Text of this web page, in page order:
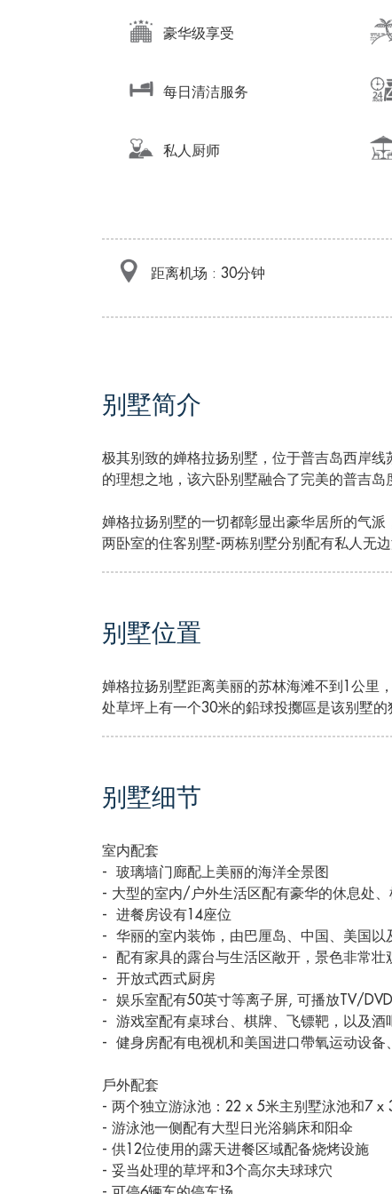
豪华级享受
每日清洁服务
私人厨师
距离机场 : 30分钟
别墅简介
极其别致的婵格拉扬别墅，位于普吉岛西岸
的理想之地，该六卧别墅融合了完美的普吉岛
婵格拉扬别墅的一切都彰显出豪华居所的气
两卧室的住客别墅-两栋别墅分别配有私人无边
别墅位置
婵格拉扬别墅距离美丽的苏林海滩不到1公里
处草坪上有一个30米的鉛球投擲區是该别墅
别墅细节
室内配套
- 玻璃墙门廊配上美丽的海洋全景图
- 大型的室内/户外生活区配有豪华的休息处
- 进餐房设有14座位
- 华丽的室内装饰，由巴厘岛、中国、美国以
- 配有家具的露台与生活区敞开，景色非常壮
- 开放式西式厨房
- 娱乐室配有50英寸等离子屏, 可播放TV/DVD
- 游戏室配有桌球台、棋牌、飞镖靶，以及酒
- 健身房配有电视机和美国进口帶氧运动设备
戶外配套
- 两个独立游泳池：22 x 5米主别墅泳池和7 x
- 游泳池一侧配有大型日光浴躺床和阳伞
- 供12位使用的露天进餐区域配备烧烤设施
- 妥当处理的草坪和3个高尔夫球球穴